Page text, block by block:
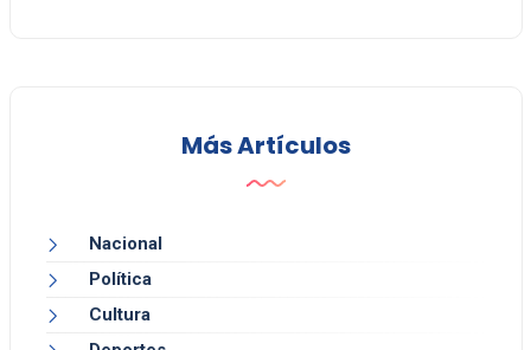
Más Artículos
Nacional
Política
Cultura